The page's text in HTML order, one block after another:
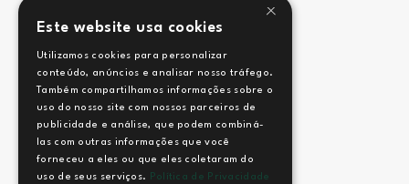
Termos e Condições
Política de Privacidade
×
Este website usa cookies
Utilizamos cookies para personalizar
conteúdo, anúncios e analisar nosso tráfego.
Também compartilhamos informações sobre o
uso do nosso site com nossos parceiros de
publicidade e análise, que podem combiná-
las com outras informações que você
forneceu a eles ou que eles coletaram do
uso de seus serviços.
Política de Privacidade